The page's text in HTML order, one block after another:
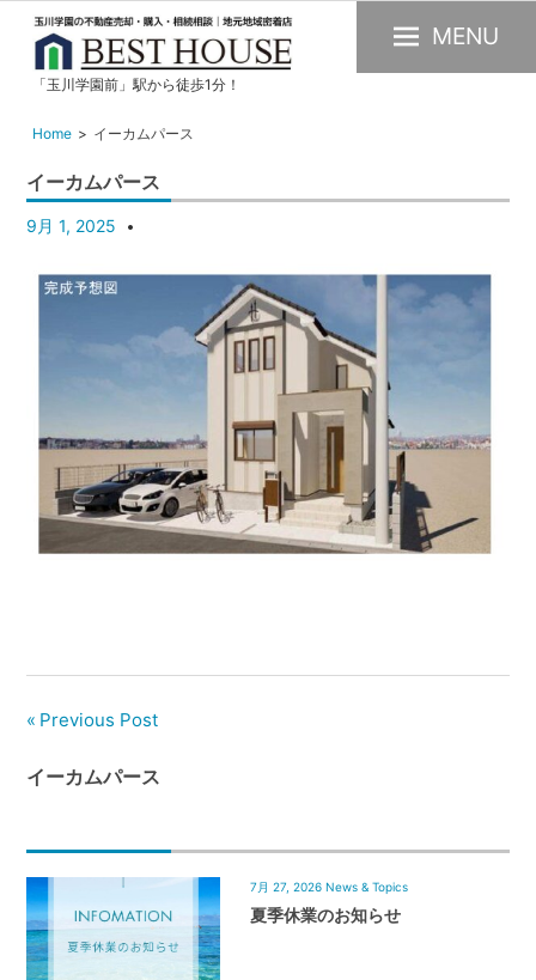
玉
川
園
の
動
却・
賃
貸・
管
域
密
BEST
「玉川学園前」駅から徒歩1分！
MENU
Home イーカムパース
イーカムパース
9月 1, 2025
Previous Post
イーカムパース
7月 27, 2026 News & Topics
夏季休業のお知らせ